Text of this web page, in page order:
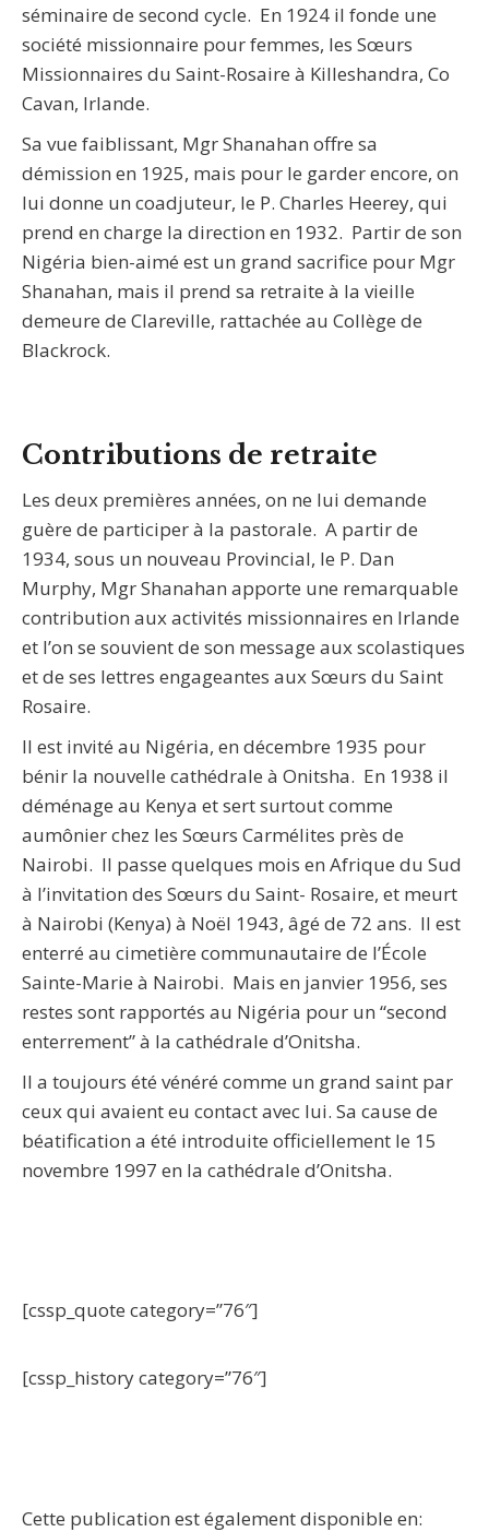
séminaire de second cycle. En 1924 il fonde une
société missionnaire pour femmes, les Sœurs
Missionnaires du Saint-Rosaire à Killeshandra, Co
Cavan, Irlande.
Sa vue faiblissant, Mgr Shanahan offre sa
démission en 1925, mais pour le garder encore, on
lui donne un coadjuteur, le P. Charles Heerey, qui
prend en charge la direction en 1932. Partir de son
Nigéria bien-aimé est un grand sacrifice pour Mgr
Shanahan, mais il prend sa retraite à la vieille
demeure de Clareville, rattachée au Collège de
Blackrock.
Contributions de retraite
Les deux premières années, on ne lui demande
guère de participer à la pastorale. A partir de
1934, sous un nouveau Provincial, le P. Dan
Murphy, Mgr Shanahan apporte une remarquable
contribution aux activités missionnaires en Irlande
et l’on se souvient de son message aux scolastiques
et de ses lettres engageantes aux Sœurs du Saint
Rosaire.
Il est invité au Nigéria, en décembre 1935 pour
bénir la nouvelle cathédrale à Onitsha. En 1938 il
déménage au Kenya et sert surtout comme
aumônier chez les Sœurs Carmélites près de
Nairobi. Il passe quelques mois en Afrique du Sud
à l’invitation des Sœurs du Saint- Rosaire, et meurt
à Nairobi (Kenya) à Noël 1943, âgé de 72 ans. Il est
enterré au cimetière communautaire de l’École
Sainte-Marie à Nairobi. Mais en janvier 1956, ses
restes sont rapportés au Nigéria pour un “second
enterrement” à la cathédrale d’Onitsha.
Il a toujours été vénéré comme un grand saint par
ceux qui avaient eu contact avec lui. Sa cause de
béatification a été introduite officiellement le 15
novembre 1997 en la cathédrale d’Onitsha.
[cssp_quote category=”76″]
[cssp_history category=”76″]
Cette publication est également disponible en: